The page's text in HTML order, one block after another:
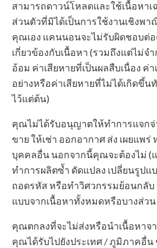
สามารถดาวน์โหลดและใช้เนื้อหาเ
ส่วนตัวที่มิได้เป็นการใช้งานเชิงพ
คุณเอง แคนนอนจะไม่รับผิดชอบต่
เกี่ยวข้องกับเนื้อหา (รวมถึงแต่ไม่จ
อ้อม ค่าเสียหายที่เป็นผลสืบเนื่อง ค่า
อย่างหรือค่าเสียหายที่ไม่ได้เกิดขึ้
ไว้แต่ต้น)
คุณไม่ได้รับอนุญาตให้ทำการแจก
ขาย ให้เช่า ออกอากาศ ส่ง เผยแพร่
บุคคลอื่น นอกจากนี้คุณจะต้องไม่ (
ทำการผลิตซ้ำ ดัดแปลง เปลี่ยนรูปแ
ถอดรหัส หรือทำวิศวกรรมย้อนกลับ
แบบจากเนื้อหาทั้งหมดหรือบางส่วน
คุณตกลงที่จะไม่ส่งหรือนำเนื้อหาจ
คุณได้รับไปยังประเทศ / ภูมิภาคอื่น